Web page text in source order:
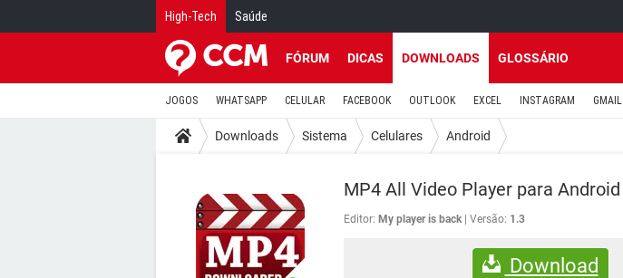
High-Tech Saúde
FÓRUM DICAS DOWNLOADS GLOSSÁRIO
JOGOS WHATSAPP CELULAR FACEBOOK OUTLOOK EXCEL INSTAGRAM GMAIL
Downloads Sistema Celulares Android
MP4 All Video Player para Android
Editor: My player is back Versão: 1.3
Download